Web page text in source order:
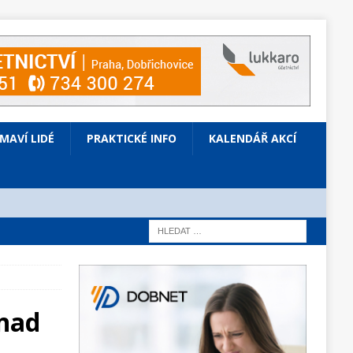
LIDÉ PRAKTICKÉ INFO KALENDÁŘ AKCÍ